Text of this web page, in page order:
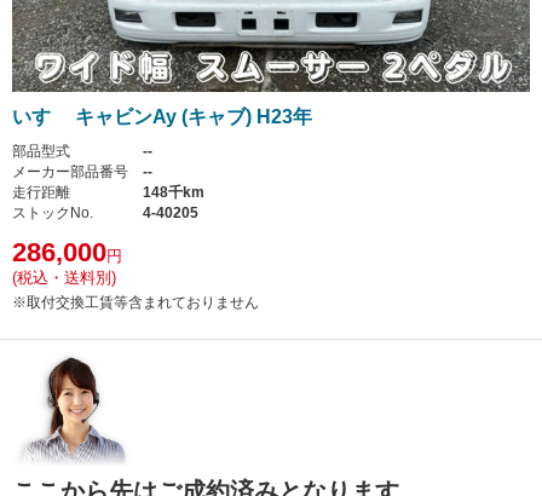
いすゞ キャビンAy (キャブ) H23年
部品型式
--
メーカー部品番号
--
走行距離
148千km
ストックNo.
4-40205
286,000円
(税込・送料別)
※取付交換工賃等含まれておりません